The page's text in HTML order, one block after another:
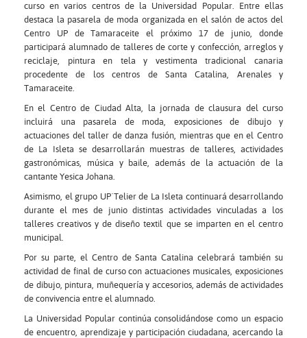
curso en varios centros de la Universidad Popular. Entre ellas
destaca la pasarela de moda organizada en el salón de actos del
Centro UP de Tamaraceite el próximo 17 de junio, donde
participará alumnado de talleres de corte y confección, arreglos y
reciclaje, pintura en tela y vestimenta tradicional canaria
procedente de los centros de Santa Catalina, Arenales y
Tamaraceite.
En el Centro de Ciudad Alta, la jornada de clausura del curso
incluirá una pasarela de moda, exposiciones de dibujo y
actuaciones del taller de danza fusión, mientras que en el Centro
de La Isleta se desarrollarán muestras de talleres, actividades
gastronómicas, música y baile, además de la actuación de la
cantante Yesica Johana.
Asimismo, el grupo UP´Telier de La Isleta continuará desarrollando
durante el mes de junio distintas actividades vinculadas a los
talleres creativos y de diseño textil que se imparten en el centro
municipal.
Por su parte, el Centro de Santa Catalina celebrará también su
actividad de final de curso con actuaciones musicales, exposiciones
de dibujo, pintura, muñequería y accesorios, además de actividades
de convivencia entre el alumnado.
La Universidad Popular continúa consolidándose como un espacio
de encuentro, aprendizaje y participación ciudadana, acercando la